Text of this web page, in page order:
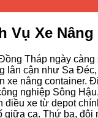
Vụ Xe
Tháp ngày
lân cận như Sa
xe nâng container.
nghiệp Sông
điều xe từ depot
ca. Thứ ba,